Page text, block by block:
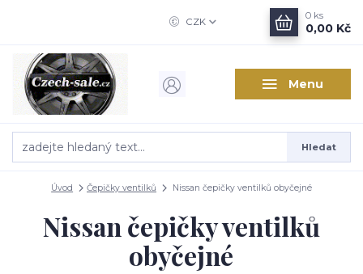
Menu
CZK
Hledat
0 ks
0,00 Kč
Úvod Čepičky ventilků Nissan čepičky ventilků obyčejné
Nissan čepičky ventilků
obyčejné